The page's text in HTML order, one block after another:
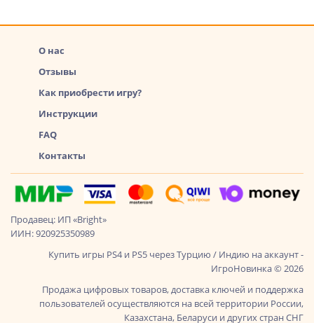
О нас
Отзывы
Как приобрести игру?
Инструкции
FAQ
Контакты
Продавец: ИП «Bright»
ИИН: 920925350989
Купить игры PS4 и PS5 через Турцию / Индию на аккаунт -
ИгроНовинка © 2026
Продажа цифровых товаров, доставка ключей и поддержка
пользователей осуществляются на всей территории России,
Казахстана, Беларуси и других стран СНГ